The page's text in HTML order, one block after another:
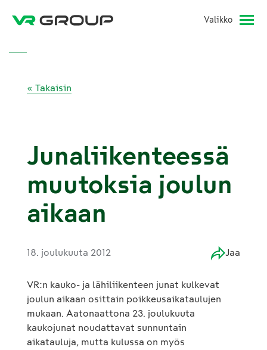
Valikko
« Takaisin
Junaliikenteessä
muutoksia joulun
aikaan
18. joulukuuta 2012 Jaa
VR:n kauko- ja lähiliikenteen junat kulkevat
joulun aikaan osittain poikkeusaikataulujen
mukaan. Aatonaattona 23. joulukuuta
kaukojunat noudattavat sunnuntain
aikatauluja, mutta kulussa on myös